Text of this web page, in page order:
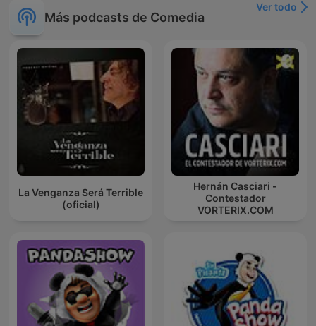
Más podcasts de Comedia
Ver todo
La Venganza Será Terrible
(oficial)
Hernán Casciari -
Contestador
VORTERIX.COM